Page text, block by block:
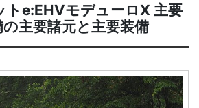
トe:EHVモデューロX 主要
主要諸元と主要装備